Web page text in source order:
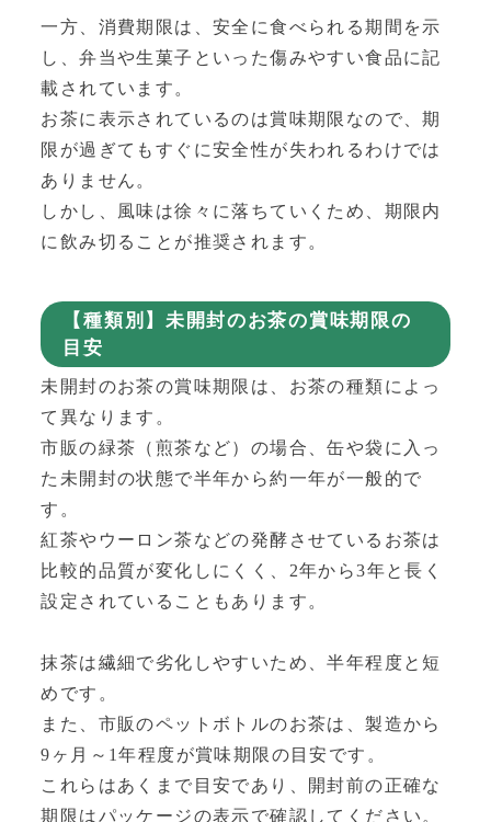
一方、消費期限は、安全に食べられる期間を示
し、弁当や生菓子といった傷みやすい食品に記
載されています。
お茶に表示されているのは賞味期限なので、期
限が過ぎてもすぐに安全性が失われるわけでは
ありません。
しかし、風味は徐々に落ちていくため、期限内
に飲み切ることが推奨されます。
【種類別】未開封のお茶の賞味期限の
目安
未開封のお茶の賞味期限は、お茶の種類によっ
て異なります。
市販の緑茶（煎茶など）の場合、缶や袋に入っ
た未開封の状態で半年から約一年が一般的で
す。
紅茶やウーロン茶などの発酵させているお茶は
比較的品質が変化しにくく、2年から3年と長く
設定されていることもあります。
抹茶は繊細で劣化しやすいため、半年程度と短
めです。
また、市販のペットボトルのお茶は、製造から
9ヶ月～1年程度が賞味期限の目安です。
これらはあくまで目安であり、開封前の正確な
期限はパッケージの表示で確認してください。